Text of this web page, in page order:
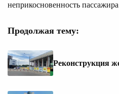
неприкосновенность
Продолжая тему:
Реконструкция